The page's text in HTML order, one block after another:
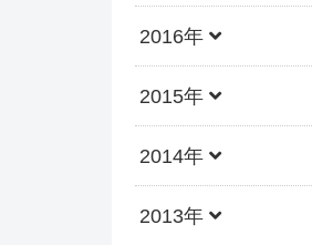
2016年
2015年
2014年
2013年